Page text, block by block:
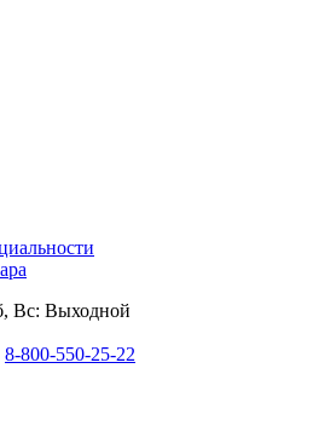
Вс: Выходной
8-800-550-25-22